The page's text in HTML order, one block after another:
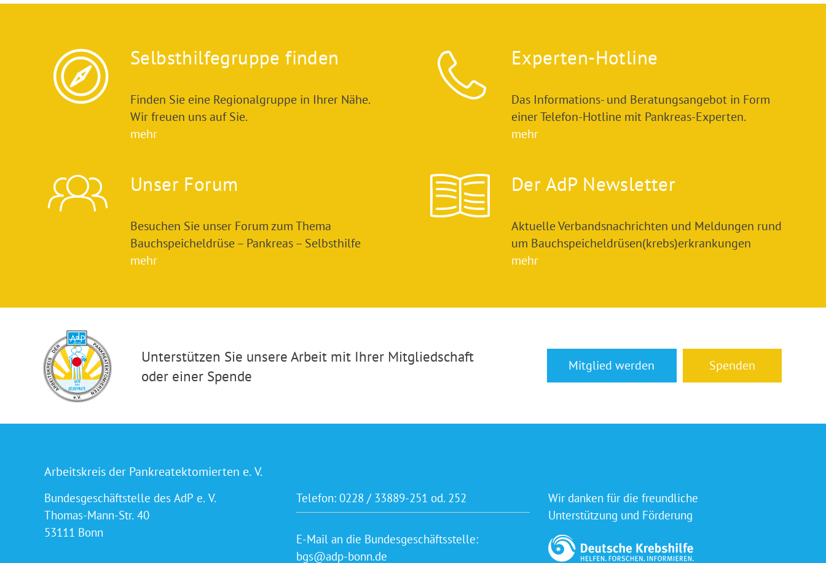
Selbsthilfegruppe finden
Finden Sie eine Regionalgruppe in Ihrer Nähe.
Wir freuen uns auf Sie.
mehr
Experten-Hotline
Das Informations- und Beratungsangebot in Form
einer Telefon-Hotline mit Pankreas-Experten.
mehr
Unser Forum
Besuchen Sie unser Forum zum Thema
Bauchspeicheldrüse – Pankreas – Selbsthilfe
mehr
Der AdP Newsletter
Aktuelle Verbandsnachrichten und Meldungen rund
um Bauchspeicheldrüsen(krebs)erkrankungen
mehr
Unterstützen Sie unsere Arbeit mit Ihrer Mitgliedschaft
oder einer Spende
Mitglied werden Spenden
Arbeitskreis der Pankreatektomierten e. V.
Bundesgeschäftstelle des AdP e. V.
Thomas-Mann-Str. 40
53111 Bonn
Telefon: 0228 / 33889-251 od. 252
E-Mail an die Bundesgeschäftsstelle:
bgs@adp-bonn.de
Wir danken für die freundliche
Unterstützung und Förderung